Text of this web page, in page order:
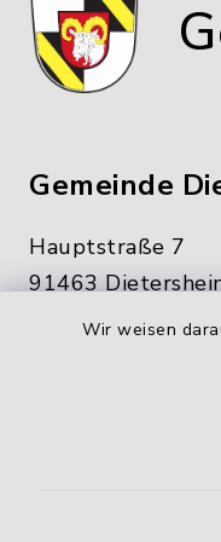
Wir weisen
Gemeinde
Hauptstraße 7
91463
09161